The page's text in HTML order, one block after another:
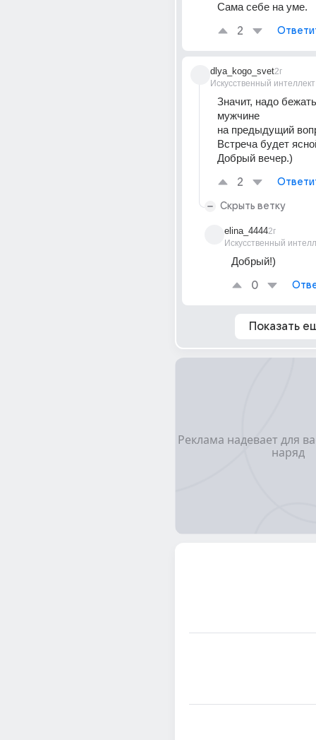
Сама себе на уме.
2
dlya_kogo_svet
Искусственный интеллект
2г
Значит, надо
мужчине
на предыдущий
Встреча будет
Добрый вечер.)
2
Скрыть ветку
elina_4444
Искусственный
2г
Добрый!)
0
Показать